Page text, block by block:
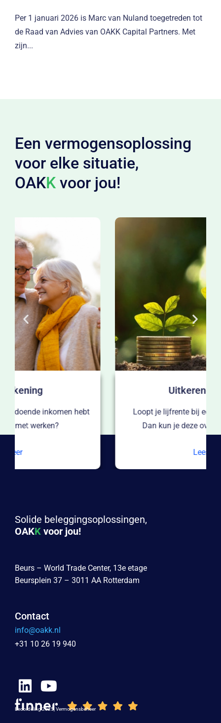
Per 1 januari 2026 is Marc van Nuland toegetreden tot
de Raad van Advies van OAKK Capital Partners. Met
zijn...
Een vermogensoplossing
voor elke situatie,
OAKK voor jou!
Loopt je lijfrente bij een andere aanbieder af?
Dan kun je deze oversluiten naar OAKK.
Solide beleggingsoplossingen,
OAKK voor jou!
Beurs – World Trade Center, 13e etage
Beursplein 37 – 3011 AA Rotterdam
Contact
info@oakk.nl
+31 10 26 19 940
Beoordeling 2025, Vermogensbeheer